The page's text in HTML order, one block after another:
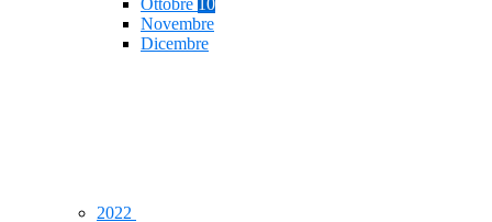
Ottobre 10
Novembre
Dicembre
2022